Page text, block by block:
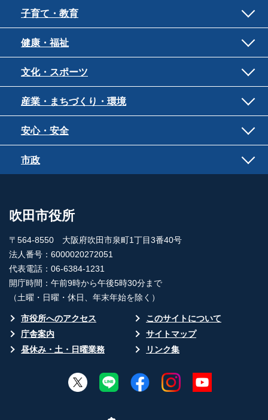
子育て・教育
健康・福祉
文化・スポーツ
産業・まちづくり・環境
安心・安全
市政
吹田市役所
〒564-8550 大阪府吹田市泉町1丁目3番40号
法人番号：6000020272051
代表電話：06-6384-1231
開庁時間：午前9時から午後5時30分まで
（土曜・日曜・休日、年末年始を除く）
市役所へのアクセス
このサイトについて
庁舎案内
サイトマップ
昼休み・土・日曜業務
リンク集